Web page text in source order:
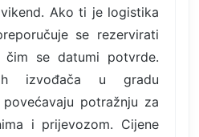
Ako ti je logistika
se rezervirati
se datumi potvrde.
izvođača u gradu
potražnju za
i prijevozom. Cijene